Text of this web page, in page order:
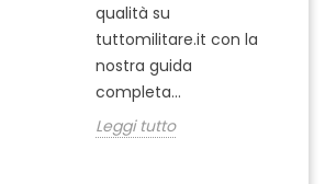
qualità su
tuttomilitare.it con la
nostra guida
completa...
Leggi tutto